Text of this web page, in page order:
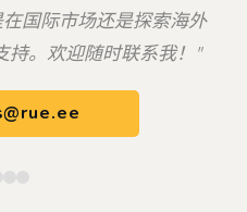
国际市场还是探索海外
持。欢迎随时联系我！"